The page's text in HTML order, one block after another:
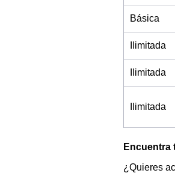
Básica
Ilimitada
Ilimitada
Ilimitada
Encuentra
¿Quieres